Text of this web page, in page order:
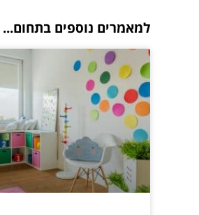
למאמרים נוספים בתחום...